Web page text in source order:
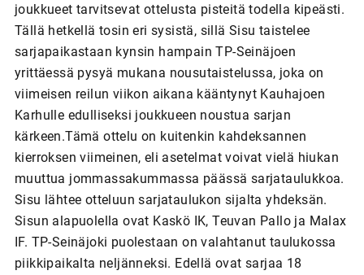
joukkueet tarvitsevat ottelusta pisteitä todella kipeästi.
Tällä hetkellä tosin eri sysistä, sillä Sisu taistelee
sarjapaikastaan kynsin hampain TP-Seinäjoen
yrittäessä pysyä mukana nousutaistelussa, joka on
viimeisen reilun viikon aikana kääntynyt Kauhajoen
Karhulle edulliseksi joukkueen noustua sarjan
kärkeen.Tämä ottelu on kuitenkin kahdeksannen
kierroksen viimeinen, eli asetelmat voivat vielä hiukan
muuttua jommassakummassa päässä sarjataulukkoa.
Sisu lähtee otteluun sarjataulukon sijalta yhdeksän.
Sisun alapuolella ovat Kaskö IK, Teuvan Pallo ja Malax
IF. TP-Seinäjoki puolestaan on valahtanut taulukossa
piikkipaikalta neljänneksi. Edellä ovat sarjaa 18